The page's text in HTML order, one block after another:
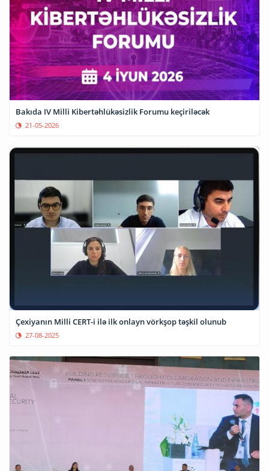
Bakıda IV Milli Kibertəhlükəsizlik Forumu keçiriləcək
21-05-2026
Çexiyanın Milli CERT-i ilə ilk onlayn vörkşop təşkil olunub
27-08-2025